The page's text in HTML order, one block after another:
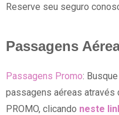
Reserve seu seguro
Passagens
Passagens Promo:
passagens aéreas através
PROMO, clicando neste